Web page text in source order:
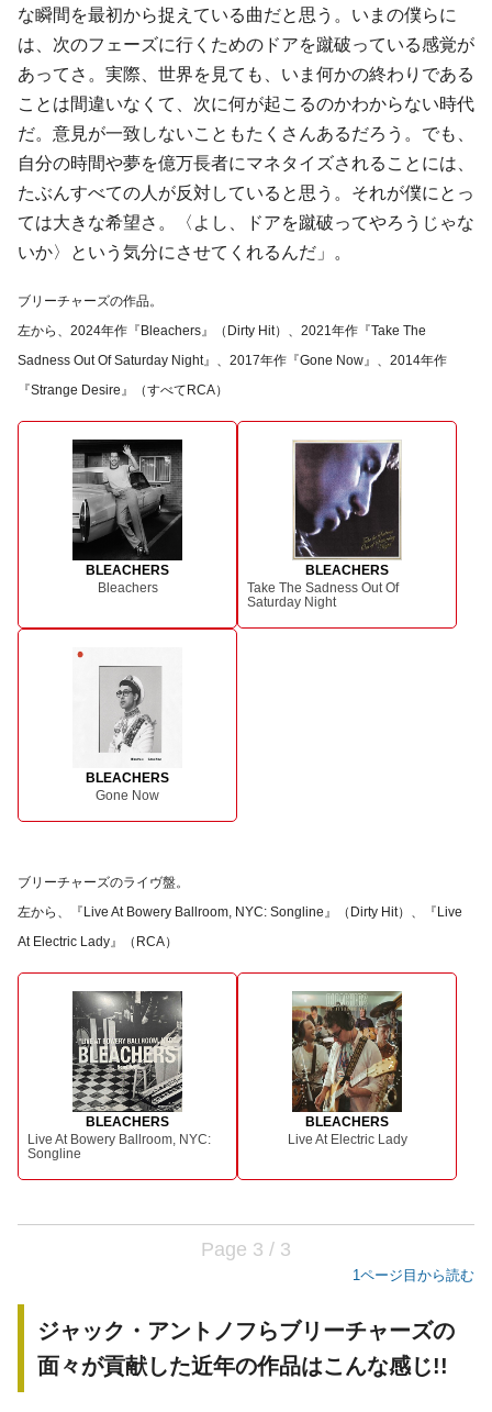
な瞬間を最初から捉えている曲だと思う。いまの僕らに
は、次のフェーズに行くためのドアを蹴破っている感覚が
あってさ。実際、世界を見ても、いま何かの終わりである
ことは間違いなくて、次に何が起こるのかわからない時代
だ。意見が一致しないこともたくさんあるだろう。でも、
自分の時間や夢を億万長者にマネタイズされることには、
たぶんすべての人が反対していると思う。それが僕にとっ
ては大きな希望さ。〈よし、ドアを蹴破ってやろうじゃな
いか〉という気分にさせてくれるんだ」。
ブリーチャーズの作品。
左から、2024年作『Bleachers』（Dirty Hit）、2021年作『Take The
Sadness Out Of Saturday Night』、2017年作『Gone Now』、2014年作
『Strange Desire』（すべてRCA）
BLEACHERS
Bleachers
BLEACHERS
Take The Sadness Out Of
Saturday Night
BLEACHERS
Gone Now
ブリーチャーズのライヴ盤。
左から、『Live At Bowery Ballroom, NYC: Songline』（Dirty Hit）、『Live
At Electric Lady』（RCA）
BLEACHERS
Live At Bowery Ballroom, NYC:
Songline
BLEACHERS
Live At Electric Lady
Page 3 / 3
1ページ目から読む
ジャック・アントノフらブリーチャーズの
面々が貢献した近年の作品はこんな感じ!!